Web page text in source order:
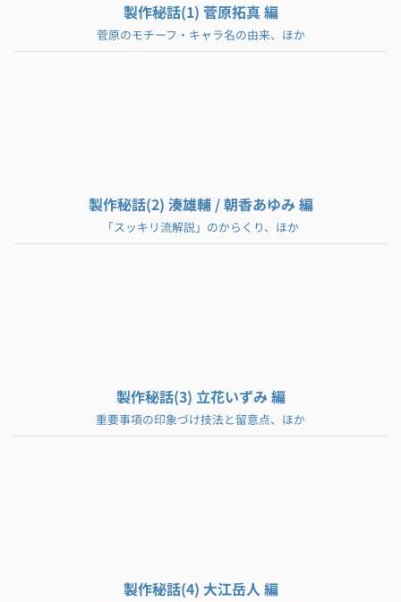
製作秘話(1) 菅原拓真 編
菅原のモチーフ・キャラ名の由来、ほか
製作秘話(2) 湊雄輔 / 朝香あゆみ 編
「スッキリ流解説」のからくり、ほか
製作秘話(3) 立花いずみ 編
重要事項の印象づけ技法と留意点、ほか
製作秘話(4) 大江岳人 編